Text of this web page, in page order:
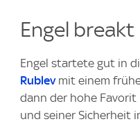
Engel
Engel startete gut in
Rublevmit einem
dann der hohe Favorit
und seiner Sicherheit